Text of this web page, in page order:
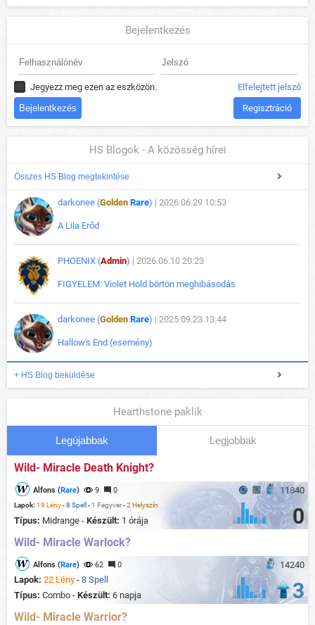
Bejelentkezés
Jegyezz meg ezen az eszközön. Elfelejtett jelszó
Regisztráció
HS Blogok - A közösség hírei
Összes HS Blog megtekintése
darkonee (Golden Rare) | 2026.06.29 10:53
A Lila Erőd
PHOENIX (Admin) | 2026.06.10 20:23
FIGYELEM: Violet Hold börtön meghibásodás
darkonee (Golden Rare) | 2025.09.23 13:44
Hallow's End (esemény)
+ HS Blog beküldése
Hearthstone paklik
Legújabbak Legjobbak
Wild- Miracle Death Knight?
11840
Alfons (Rare) 9 0
Lapok: 19 Lény-8 Spell - 1 Fegyver-2 Helyszín
Típus: Midrange - Készült: 1 órája 0
Wild- Miracle Warlock?
14240
Alfons (Rare) 62 0
Lapok: 22 Lény - 8 Spell
Típus: Combo - Készült: 6 napja 3
Wild- Miracle Warrior?